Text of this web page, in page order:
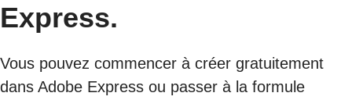
Express.
Vous pouvez commencer à créer gratuitement
dans Adobe Express ou passer à la formule